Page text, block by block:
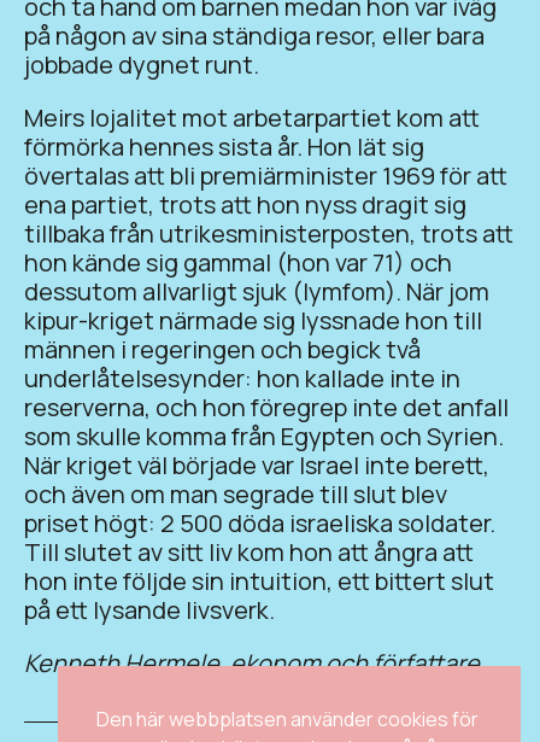
och ta hand om barnen medan hon var iväg
på någon av sina ständiga resor, eller bara
jobbade dygnet runt.
Meirs lojalitet mot arbetarpartiet kom att
förmörka hennes sista år. Hon lät sig
övertalas att bli premiärminister 1969 för att
ena partiet, trots att hon nyss dragit sig
tillbaka från utrikesministerposten, trots att
hon kände sig gammal (hon var 71) och
dessutom allvarligt sjuk (lymfom). När jom
kipur-kriget närmade sig lyssnade hon till
männen i regeringen och begick två
underlåtelsesynder: hon kallade inte in
reserverna, och hon föregrep inte det anfall
som skulle komma från Egypten och Syrien.
När kriget väl började var Israel inte berett,
och även om man segrade till slut blev
priset högt: 2 500 döda israeliska soldater.
Till slutet av sitt liv kom hon att ångra att
hon inte följde sin intuition, ett bittert slut
på ett lysande livsverk.
Kenneth Hermele, ekonom och författare.
Den här webbplatsen använder cookies för